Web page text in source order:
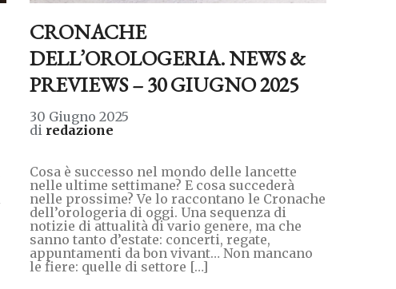
CRONACHE
DELL’OROLOGERIA. NEWS &
PREVIEWS – 30 GIUGNO 2025
30 Giugno 2025
di redazione
Cosa è successo nel mondo delle lancette
nelle ultime settimane? E cosa succederà
nelle prossime? Ve lo raccontano le Cronache
dell’orologeria di oggi. Una sequenza di
notizie di attualità di vario genere, ma che
sanno tanto d’estate: concerti, regate,
appuntamenti da bon vivant… Non mancano
le fiere: quelle di settore […]